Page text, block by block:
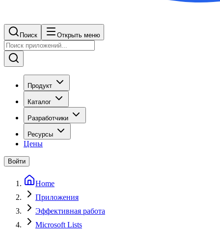
Поиск Открыть меню
Продукт
Каталог
Разработчики
Ресурсы
Цены
Войти
Home
Приложения
Эффективная работа
Microsoft Lists